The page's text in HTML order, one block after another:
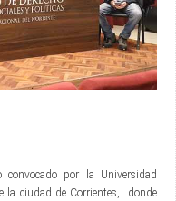
convocado por la Universidad
la ciudad de Corrientes, donde